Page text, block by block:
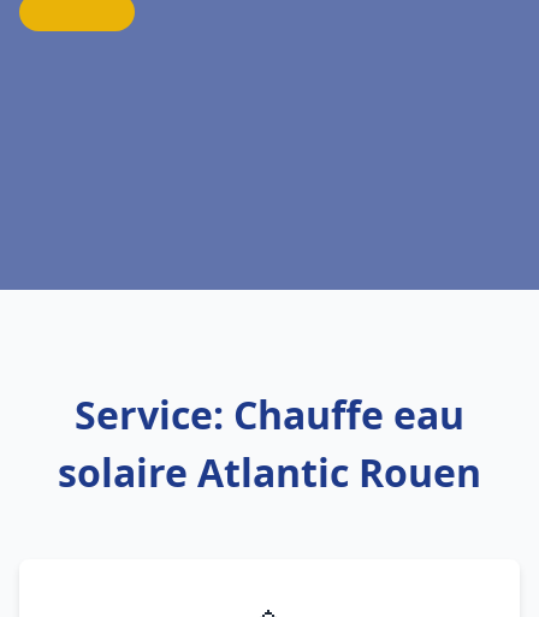
Service: Chauffe eau
solaire Atlantic Rouen